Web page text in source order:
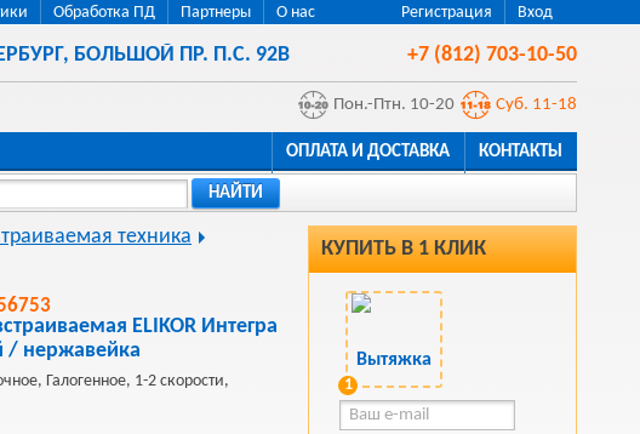
Регистрация Вход
Обработка ПД Партнеры
О нас
, БОЛЬШОЙ ПР. П.С. 92В +7 (812) 703-10-50
Пон.-Птн. 10-20 Суб. 11-18
ОПЛАТА И ДОСТАВКА КОНТАКТЫ
НАЙТИ
КУПИТЬ В 1 КЛИК
1
техника
ELIKOR Интегра
/ нержавейка
Галогенное, 1-2 скорости,